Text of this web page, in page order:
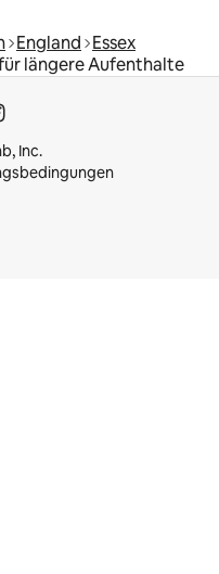
England Essex
längere Aufenthalte
Inc.